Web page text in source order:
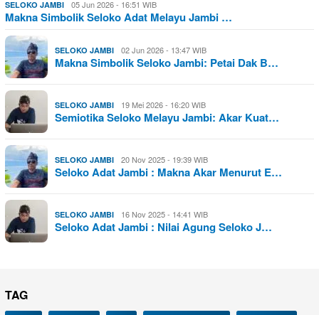
SELOKO JAMBI 05 Jun 2026 - 16:51 WIB
Makna Simbolik Seloko Adat Melayu Jambi …
SELOKO JAMBI 02 Jun 2026 - 13:47 WIB
Makna Simbolik Seloko Jambi: Petai Dak B…
SELOKO JAMBI 19 Mei 2026 - 16:20 WIB
Semiotika Seloko Melayu Jambi: Akar Kuat…
SELOKO JAMBI 20 Nov 2025 - 19:39 WIB
Seloko Adat Jambi : Makna Akar Menurut E…
SELOKO JAMBI 16 Nov 2025 - 14:41 WIB
Seloko Adat Jambi : Nilai Agung Seloko J…
TAG